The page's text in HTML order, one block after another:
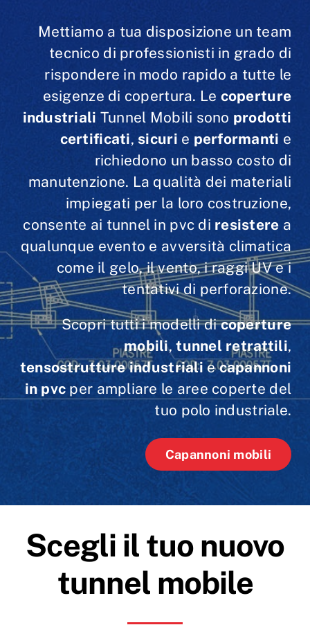
Mettiamo a tua disposizione un team
tecnico di professionisti in grado di
rispondere in modo rapido a tutte le
esigenze di copertura. Le coperture
industriali Tunnel Mobili sono prodotti
certificati, sicuri e performanti e
richiedono un basso costo di
manutenzione. La qualità dei materiali
impiegati per la loro costruzione,
consente ai tunnel in pvc di resistere a
qualunque evento e avversità climatica
come il gelo, il vento, i raggi UV e i
tentativi di perforazione.
Scopri tutti i modelli dicoperture
mobili,tunnel retrattili,
tensostrutture industriali ecapannoni
in pvc per ampliare le aree coperte del
tuo polo industriale.
Capannoni mobili
Scegli il tuo nuovo
tunnel mobile